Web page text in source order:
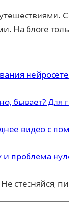
На блоге
бывает? Для
видео с
и проблема
Не стесняйся,